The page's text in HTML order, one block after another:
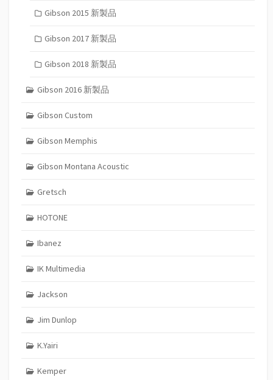
Gibson 2015 新製品
Gibson 2017 新製品
Gibson 2018 新製品
Gibson 2016 新製品
Gibson Custom
Gibson Memphis
Gibson Montana Acoustic
Gretsch
HOTONE
Ibanez
IK Multimedia
Jackson
Jim Dunlop
K.Yairi
Kemper